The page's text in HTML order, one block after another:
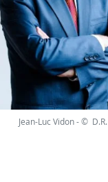
Jean-Luc Vidon - © D.R.